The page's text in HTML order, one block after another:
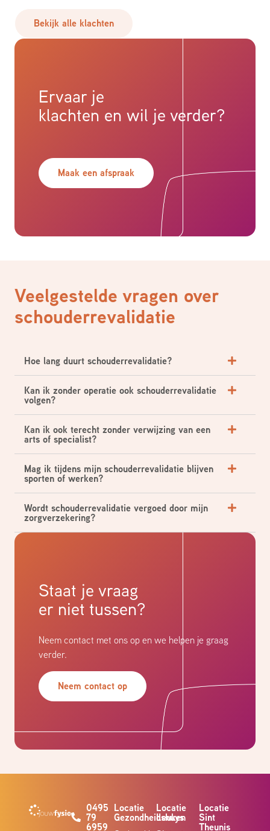
Bekijk alle klachten
Ervaar je
klachten en wil je verder?
Maak een afspraak
Veelgestelde vragen over
schouderrevalidatie
Hoe lang duurt schouderrevalidatie?
Kan ik zonder operatie ook schouderrevalidatie
volgen?
Kan ik ook terecht zonder verwijzing van een
arts of specialist?
Mag ik tijdens mijn schouderrevalidatie blijven
sporten of werken?
Wordt schouderrevalidatie vergoed door mijn
zorgverzekering?
Staat je vraag
er niet tussen?
Neem contact met ons op en we helpen je graag
verder.
Neem contact op
0495
79
6959
Locatie
Gezondheidshuys
Locatie
Leuken
Locatie
Sint
Theunis